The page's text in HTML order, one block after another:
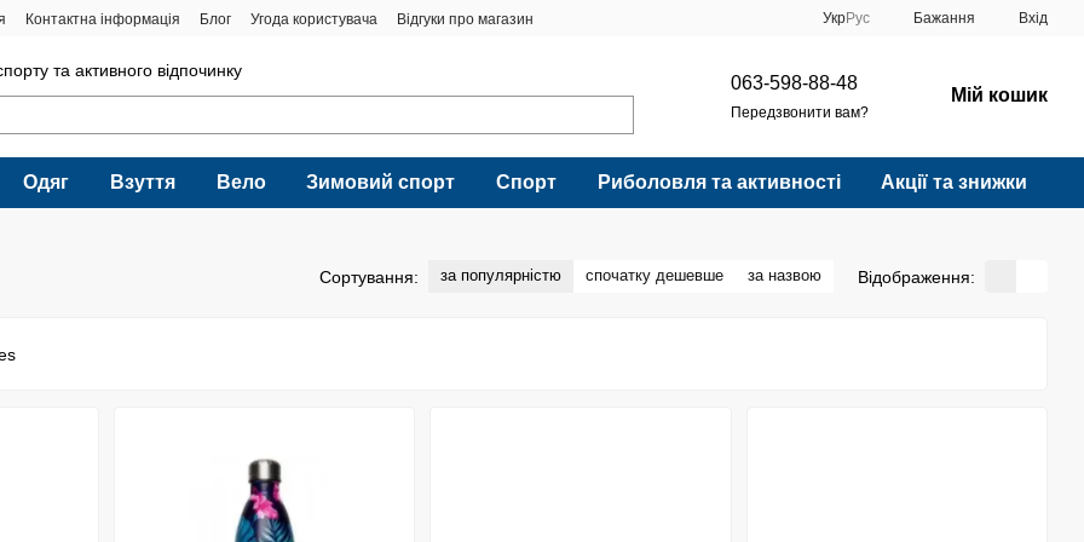
Контактна інформація Блог Угода користувача Відгуки про магазин УкрРус Бажання Вхід
та активного відпочинку
063-598-88-48
Передзвонити вам?
Мій кошик
Одяг Взуття Вело Зимовий спорт Спорт Риболовля та активності Акції та знижки
Сортування: за популярністю спочатку дешевше за назвою Відображення: